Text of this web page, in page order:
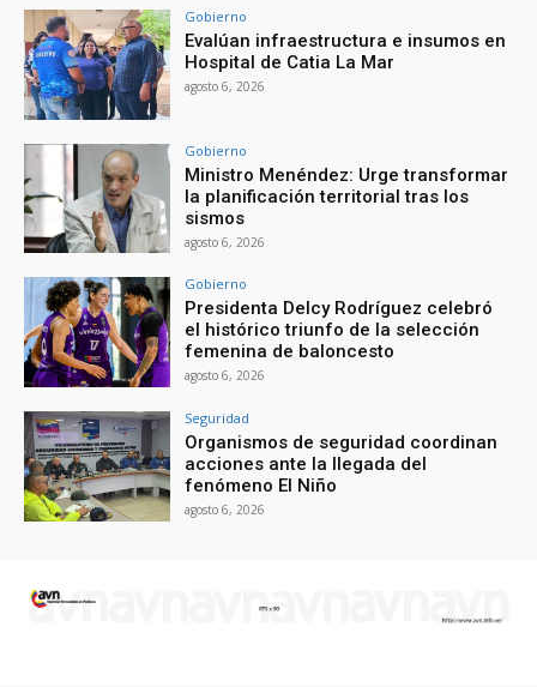
Gobierno
Evalúan infraestructura e insumos en
Hospital de Catia La Mar
agosto 6, 2026
Gobierno
Ministro Menéndez: Urge transformar
la planificación territorial tras los
sismos
agosto 6, 2026
Gobierno
Presidenta Delcy Rodríguez celebró
el histórico triunfo de la selección
femenina de baloncesto
agosto 6, 2026
Seguridad
Organismos de seguridad coordinan
acciones ante la llegada del
fenómeno El Niño
agosto 6, 2026